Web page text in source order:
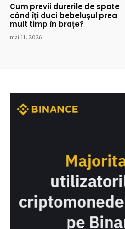
Cum previi durerile de spate
când îți duci bebelușul prea
mult timp în brațe?
mai 11, 2026